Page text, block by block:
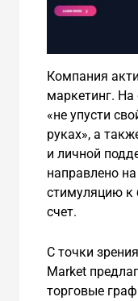
Компания
маркетинг. На
«не упусти
руках», а
и личной
направлено
стимуляцию к
счет.
С точки
Market
торговые